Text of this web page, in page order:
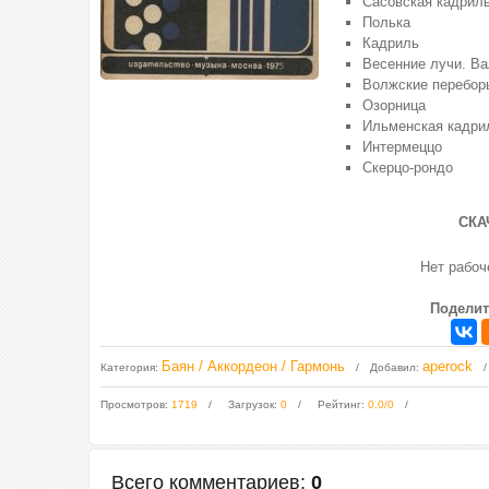
Полька
Кадриль
Весенние лучи.
Волжские
Озорница
Ильменская
Интермеццо
Скерцо-рондо
Нет
Категория: Баян / Аккордеон / Гармонь Добавил: aperock
Просмотров: 1719 Загрузок: 0 Рейтинг: 0.0/0
Всего комментариев: 0